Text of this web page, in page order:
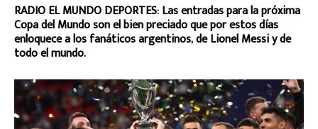
RADIO EL MUNDO DEPORTES: Las entradas para la próxima
Copa del Mundo son el bien preciado que por estos días
enloquece a los fanáticos argentinos, de Lionel Messi y de
todo el mundo.